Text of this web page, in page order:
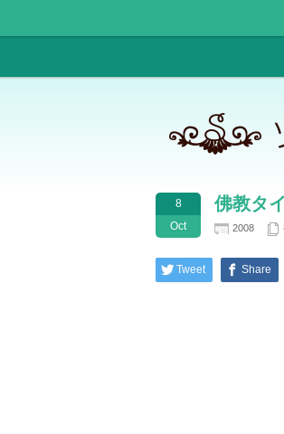
8
Oct
佛教タ
2008
Tweet Share